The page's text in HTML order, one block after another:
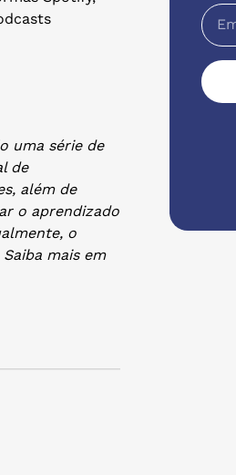
uma série de
de
além de
o aprendizado
o
mais em